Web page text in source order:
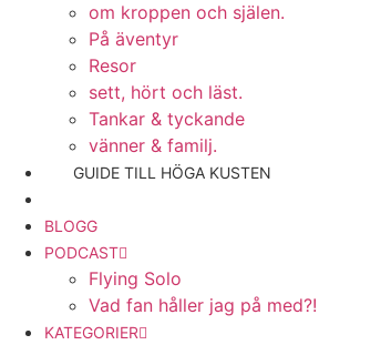
om kroppen och själen.
På äventyr
Resor
sett, hört och läst.
Tankar & tyckande
vänner & familj.
GUIDE TILL HÖGA KUSTEN
BLOGG
PODCAST
Flying Solo
Vad fan håller jag på med?!
KATEGORIER